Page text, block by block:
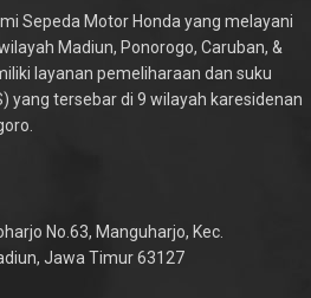
Sepeda Motor Honda yang melayani
Madiun, Ponorogo, Caruban, &
layanan pemeliharaan dan suku
yang tersebar di 9 wilayah karesidenan
No.63, Manguharjo, Kec.
Jawa Timur 63127